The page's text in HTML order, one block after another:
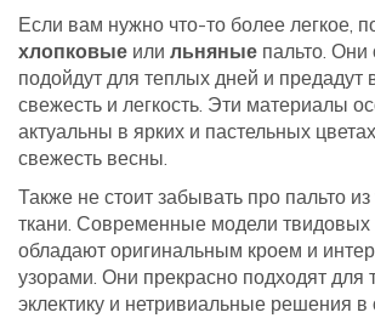
Если вам нужно что-то более легкое,
хлопковые или льняные пальто. Они
подойдут для теплых дней и предадут
свежесть и легкость. Эти материалы
актуальны в ярких и пастельных
свежесть весны.
Также не стоит забывать про пальто из
ткани. Современные модели твидовых
обладают оригинальным кроем и
узорами. Они прекрасно подходят для
эклектику и нетривиальные решения в